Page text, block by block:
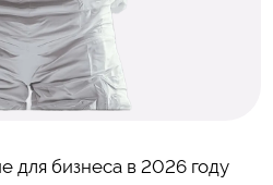
бизнеса в 2026 году